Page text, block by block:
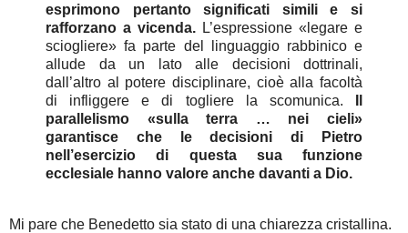
esprimono pertanto significati simili e si
rafforzano a vicenda. L’espressione «legare e
sciogliere» fa parte del linguaggio rabbinico e
allude da un lato alle decisioni dottrinali,
dall’altro al potere disciplinare, cioè alla facoltà
di infliggere e di togliere la scomunica.
parallelismo «sulla terra … nei cieli»
garantisce che le decisioni di Pietro
nell’esercizio di questa sua funzione
ecclesiale hanno valore anche davanti a Dio.
Mi pare che Benedetto sia stato di una chiarezza cristallina.